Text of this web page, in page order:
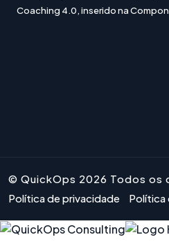
Coaching 4.0, inserido na
© QuickOps 2026 Todos os
Política de privacidade
Política